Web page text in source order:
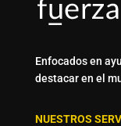
Enfocados en
destacar en el
NUESTROS